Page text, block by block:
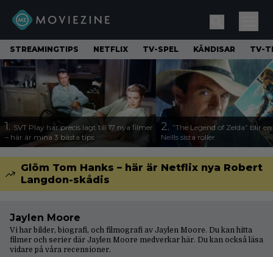
STREAMINGTIPS NETFLIX TV-SPEL KÄNDISAR TV-
1. SVT Play har precis lagt till 17 nya filmer
– här är mina 3 bästa tips
2. ”The Legend of Zelda” blir
Neills sista roller
Glöm Tom Hanks – här är Netflix nya Robert
Langdon-skådis
Jaylen Moore
Vi har bilder, biografi, och filmografi av Jaylen Moore. Du kan hitta
filmer och serier där Jaylen Moore medverkar här. Du kan också läsa
vidare på våra recensioner.